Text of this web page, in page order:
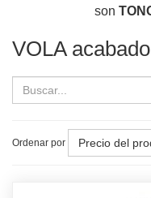
son
VOLA
Ordenar por Precio del